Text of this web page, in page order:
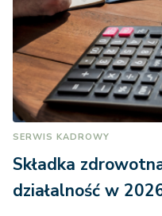
SERWIS KADROWY
Składka
działalność w